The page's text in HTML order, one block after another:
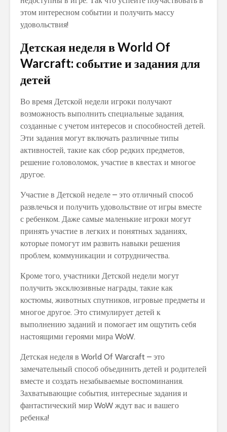
этом интересном событии и получить массу
удовольствия!
Детская неделя в World Of
Warcraft: событие и задания для
детей
Во время Детской недели игроки получают
возможность выполнить специальные задания,
созданные с учетом интересов и способностей детей.
Эти задания могут включать различные типы
активностей, такие как сбор редких предметов,
решение головоломок, участие в квестах и многое
другое.
Участие в Детской неделе – это отличный способ
развлечься и получить удовольствие от игры вместе
с ребенком. Даже самые маленькие игроки могут
принять участие в легких и понятных заданиях,
которые помогут им развить навыки решения
проблем, коммуникации и сотрудничества.
Кроме того, участники Детской недели могут
получить эксклюзивные награды, такие как
костюмы, животных спутников, игровые предметы и
многое другое. Это стимулирует детей к
выполнению заданий и помогает им ощутить себя
настоящими героями мира WoW.
Детская неделя в World Of Warcraft – это
замечательный способ объединить детей и родителей
вместе и создать незабываемые воспоминания.
Захватывающие события, интересные задания и
фантастический мир WoW ждут вас и вашего
ребенка!